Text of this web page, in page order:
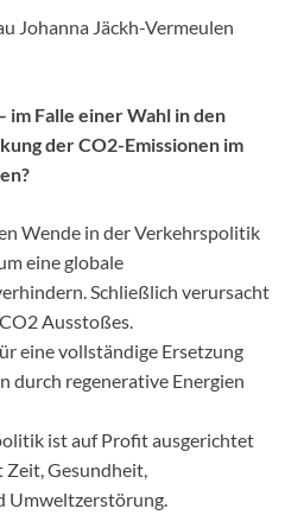
Johanna Jäckh-Vermeulen
im Falle einer Wahl in den
der CO2-Emissionen im
Wende in der Verkehrspolitik
eine globale
Schließlich verursacht
Ausstoßes.
eine vollständige Ersetzung
durch regenerative Energien
ist auf Profit ausgerichtet
Zeit, Gesundheit,
Umweltzerstörung.